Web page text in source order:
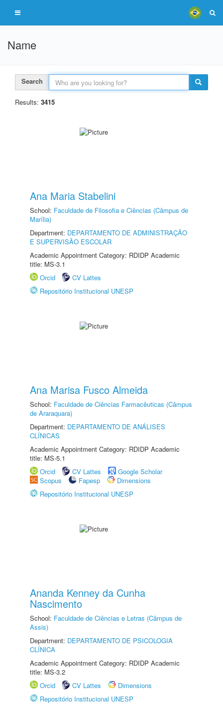
Name
Search
Results: 3415
Ana Maria Stabelini
School: Faculdade de Filosofia e Ciências (Câmpus de
Marília)
Department: DEPARTAMENTO DE ADMINISTRAÇÃO
E SUPERVISÃO ESCOLAR
Academic Appointment Category: RDIDP Academic
title: MS-3.1
Orcid
CV Lattes
Repositório Institucional UNESP
Ana Marisa Fusco Almeida
School: Faculdade de Ciências Farmacêuticas (Câmpus
de Araraquara)
Department: DEPARTAMENTO DE ANÁLISES
CLÍNICAS
Academic Appointment Category: RDIDP Academic
title: MS-5.1
Orcid
CV Lattes
Google Scholar
Scopus
Fapesp
Dimensions
Repositório Institucional UNESP
Ananda Kenney da Cunha
Nascimento
School: Faculdade de Ciências e Letras (Câmpus de
Assis)
Department: DEPARTAMENTO DE PSICOLOGIA
CLÍNICA
Academic Appointment Category: RDIDP Academic
title: MS-3.2
Orcid
CV Lattes
Dimensions
Repositório Institucional UNESP